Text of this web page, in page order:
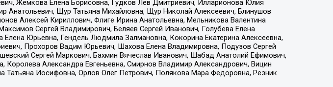
Жемкова Елена Борисовна, Гудков Лев Дмитриевич, Илларионова Юлия
Анатольевич, Щур Татьяна Михайловна, Щур Николай Алексеевич, Блинушов
Алексей Кириллович, Флиге Ирина Анатольевна, Мельникова Валентина
Сергей Владимирович, Беляев Сергей Иванович, Голубева Елена
Елена Юрьевна, Гендель Людмила Залмановна, Кокорина Екатерина Алексеевна,
Прохоров Вадим Юрьевич, Шахова Елена Владимировна, Подузов Сергей
Сергей Маркович, Бахмин Вячеслав Иванович, Шабад Анатолий Ефимович,
Александра Евгеньевна, Смирнов Владимир Александрович, Вицин
Татьяна Иосифовна, Орлов Олег Петрович, Полякова Мара Федоровна, Резник